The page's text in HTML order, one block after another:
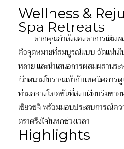
Wellness &
Spa Retreats
หากคุณกำลังมองหาการเติมพ
คือจุดหมายที่สมบูรณ์แบบ อัดแน่น
หลาย และนำเสนอการผสมผสานร
เวียดนามโบราณเข้ากับเทคนิคการ
ท่ามกลางโลเคชั่นที่สงบเงียบริมชา
เขียวขจี พร้อมมอบประสบการณ์ค
ตราตรึงใจในทุกช่วงเวลา
Highlights